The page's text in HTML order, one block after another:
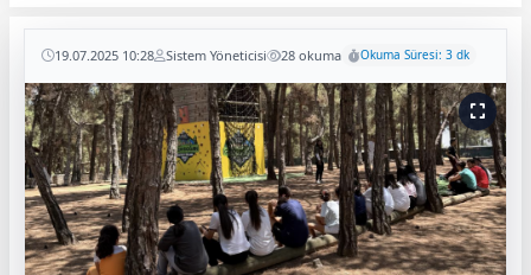
19.07.2025 10:28 Sistem Yöneticisi 28 okuma Okuma Süresi: 3 dk